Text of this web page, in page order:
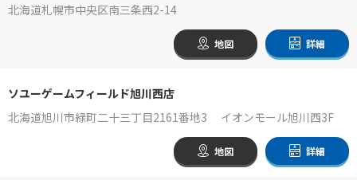
北海道札幌市中央区南三条西2-14
地図 詳細
ソユーゲームフィールド旭川西店
北海道旭川市緑町二十三丁目2161番地3 イオンモール旭川西3F
地図 詳細